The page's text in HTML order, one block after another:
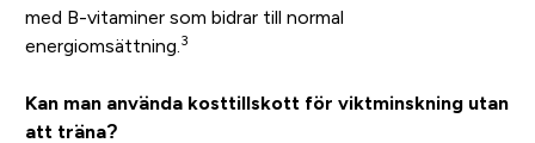
med B-vitaminer som bidrar till normal
energiomsättning. 3
Kan man använda kosttillskott för viktminskning utan
att träna?